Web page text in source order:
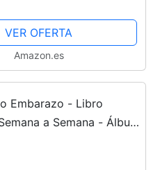
de Lactancia
Posicionamiento
Mujeres...
VER OFERTA
Amazon.es
Embarazo - Libro
a Semana - Álbum
Fotos Datos